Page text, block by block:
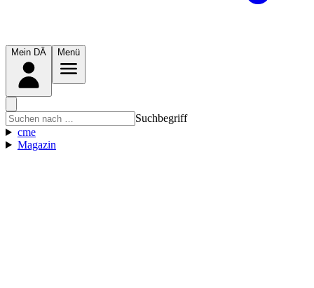
Mein DÄ Menü
Suchbegriff
cme
Magazin